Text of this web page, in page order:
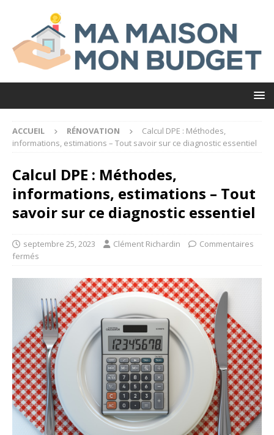
ACCUEIL RÉNOVATION
Calcul DPE : Méthodes,
informations, estimations – Tout savoir sur ce diagnostic essentiel
Calcul DPE : Méthodes,
informations, estimations – Tout
savoir sur ce diagnostic essentiel
septembre 25, 2023 Clément Richardin
Commentaires
fermés